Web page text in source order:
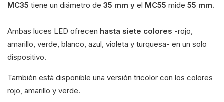
MC35 tiene un diámetro de 35 mm y el MC55 mide 55 mm.
Ambas luces LED ofrecen hasta siete colores -rojo,
amarillo, verde, blanco, azul, violeta y turquesa- en un solo
dispositivo.
También está disponible una versión tricolor con los colores
rojo, amarillo y verde.